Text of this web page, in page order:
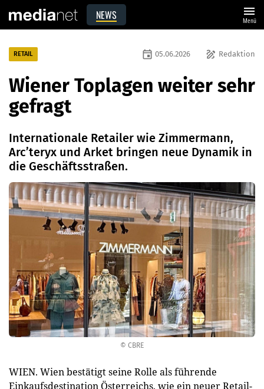
NEWS menu
Menü
© CBRE
RETAIL draw Redaktion
event 05.06.2026
Wiener Toplagen weiter sehr
gefragt
Internationale Retailer wie Zimmermann,
Arc’teryx und Arket bringen neue Dynamik in
die Geschäftsstraßen.
WIEN. Wien bestätigt seine Rolle als führende
Einkaufsdestination Österreichs, wie ein neuer Retail-